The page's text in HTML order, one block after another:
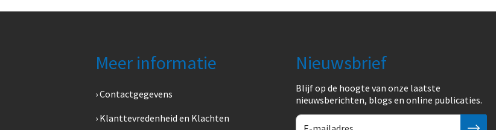
Meer informatie
Contactgegevens
Klanttevredenheid en Klachten
Nieuwsbrief
Blijf op de hoogte van onze laatste
nieuwsberichten, blogs en online publicaties.